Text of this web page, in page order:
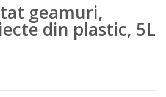
geamuri,
din plastic, 5L